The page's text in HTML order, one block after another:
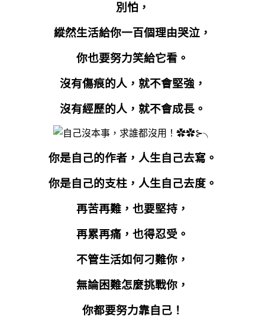
別怕，
縱然生活給你一百個理由哭泣，
你也要努力笑給它看。
沒有傷痕的人，就不會堅強，
沒有經歷的人，就不會成長。
你是自己的作者，人生自己去寫。
你是自己的支柱，人生自己去度。
再苦再難，也要堅持，
再累再痛，也得忍受。
不管生活如何刁難你，
無論困難怎麼挑戰你，
你都要努力靠自己！